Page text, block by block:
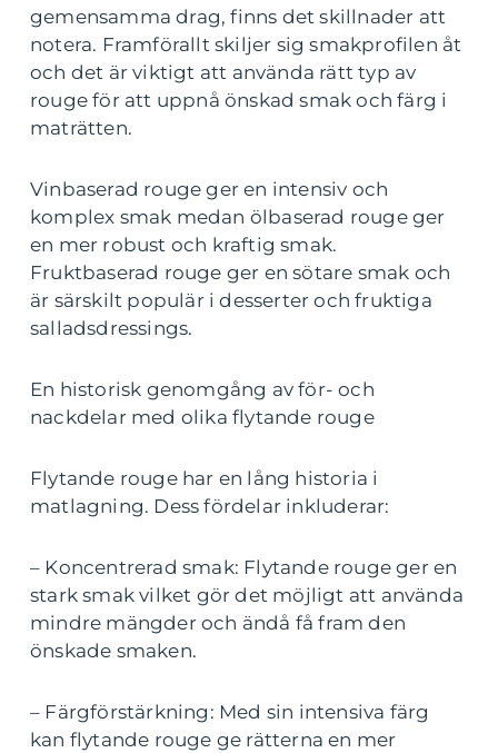
gemensamma drag, finns det skillnader att
notera. Framförallt skiljer sig smakprofilen åt
och det är viktigt att använda rätt typ av
rouge för att uppnå önskad smak och färg i
maträtten.
Vinbaserad rouge ger en intensiv och
komplex smak medan ölbaserad rouge ger
en mer robust och kraftig smak.
Fruktbaserad rouge ger en sötare smak och
är särskilt populär i desserter och fruktiga
salladsdressings.
En historisk genomgång av för- och
nackdelar med olika flytande rouge
Flytande rouge har en lång historia i
matlagning. Dess fördelar inkluderar:
– Koncentrerad smak: Flytande rouge ger en
stark smak vilket gör det möjligt att använda
mindre mängder och ändå få fram den
önskade smaken.
– Färgförstärkning: Med sin intensiva färg
kan flytande rouge ge rätterna en mer